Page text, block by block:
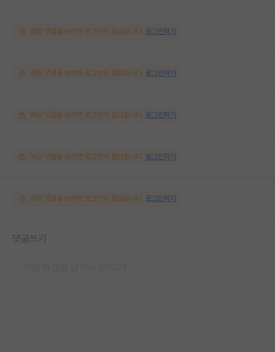
해당 댓글을 보려면 로그인이 필요합니다. 로그인하기
해당 댓글을 보려면 로그인이 필요합니다. 로그인하기
해당 댓글을 보려면 로그인이 필요합니다. 로그인하기
해당 댓글을 보려면 로그인이 필요합니다. 로그인하기
해당 댓글을 보려면 로그인이 필요합니다. 로그인하기
댓글쓰기